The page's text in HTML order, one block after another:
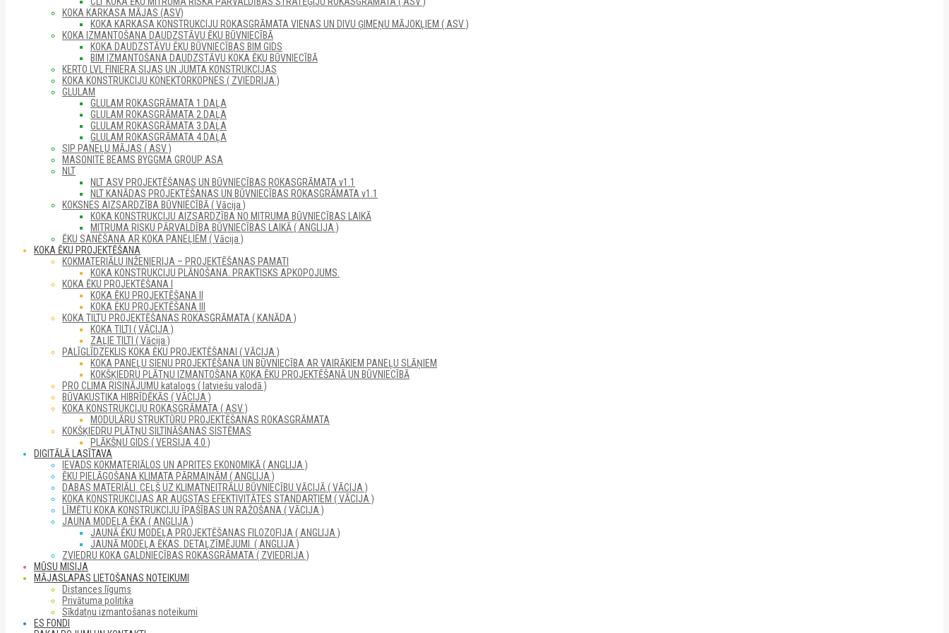
KOKA KARKASA MĀJAS (ASV)
KOKA KARKASA KONSTRUKCIJU ROKASGRĀMATA VIENAS UN DIVU ĢIMEŅU MĀJOKĻIEM ( ASV )
KOKA IZMANTOŠANA DAUDZSTĀVU ĒKU BŪVNIECĪBĀ
KOKA DAUDZSTĀVU ĒKU BŪVNIECĪBAS BIM GIDS
BIM IZMANTOŠANA DAUDZSTĀVU KOKA ĒKU BŪVNIECĪBĀ
KERTO LVL FINIERA SIJAS UN JUMTA KONSTRUKCIJAS
KOKA KONSTRUKCIJU KONEKTORKOPNES ( ZVIEDRIJA )
GLULAM
GLULAM ROKASGRĀMATA 1.DAĻA
GLULAM ROKASGRĀMATA 2.DAĻA
GLULAM ROKASGRĀMATA 3.DAĻA
GLULAM ROKASGRĀMATA 4.DAĻA
SIP PANEĻU MĀJAS ( ASV )
MASONITE BEAMS BYGGMA GROUP ASA
NLT
NLT ASV PROJEKTĒŠANAS UN BŪVNIECĪBAS ROKASGRĀMATA v1.1
NLT KANĀDAS PROJEKTĒŠANAS UN BŪVNIECĪBAS ROKASGRĀMATA v1.1
KOKSNES AIZSARDZĪBA BŪVNIECĪBĀ ( Vācija )
KOKA KONSTRUKCIJU AIZSARDZĪBA NO MITRUMA BŪVNIECĪBAS LAIKĀ
MITRUMA RISKU PĀRVALDĪBA BŪVNIECĪBAS LAIKĀ ( ANGLIJA )
ĒKU SANĒŠANA AR KOKA PANEĻIEM ( Vācija )
KOKA ĒKU PROJEKTĒŠANA
KOKMATERIĀLU INŽENIERIJA – PROJEKTĒŠANAS PAMATI
KOKA KONSTRUKCIJU PLĀNOŠANA. PRAKTISKS APKOPOJUMS.
KOKA ĒKU PROJEKTĒŠANA I
KOKA ĒKU PROJEKTĒŠANA II
KOKA ĒKU PROJEKTĒŠANA III
KOKA TILTU PROJEKTĒŠANAS ROKASGRĀMATA ( KANĀDA )
KOKA TILTI ( VĀCIJA )
ZAĻIE TILTI ( Vācija )
PALĪGLĪDZEKLIS KOKA ĒKU PROJEKTĒŠANAI ( VĀCIJA )
KOKA PANEĻU SIENU PROJEKTĒŠANA UN BŪVNIECĪBA AR VAIRĀKIEM PANEĻU SLĀŅIEM
KOKŠĶIEDRU PLĀTŅU IZMANTOŠANA KOKA ĒKU PROJEKTĒŠANĀ UN BŪVNIECĪBĀ
PRO CLIMA RISINĀJUMU katalogs ( latviešu valodā )
BŪVAKUSTIKA HIBRĪDĒKĀS ( VĀCIJA )
KOKA KONSTRUKCIJU ROKASGRĀMATA ( ASV )
MODULĀRU STRUKTŪRU PROJEKTĒŠANAS ROKASGRĀMATA
KOKŠĶIEDRU PLĀTŅU SILTINĀŠANAS SISTĒMAS
PLĀKŠŅU GIDS ( VERSIJA 4.0 )
DIGITĀLĀ LASĪTAVA
IEVADS KOKMATERIĀLOS UN APRITES EKONOMIKĀ ( ANGLIJA )
ĒKU PIELĀGOŠANA KLIMATA PĀRMAIŅĀM ( ANGLIJA )
DABAS MATERIĀLI. CEĻŠ UZ KLIMATNEITRĀLU BŪVNIECĪBU VĀCIJĀ ( VĀCIJA )
KOKA KONSTRUKCIJAS AR AUGSTAS EFEKTIVITĀTES STANDARTIEM ( VĀCIJA )
LĪMĒTU KOKA KONSTRUKCIJU ĪPAŠĪBAS UN RAŽOŠANA ( VĀCIJA )
JAUNA MODEĻA ĒKA ( ANGLIJA )
JAUNĀ ĒKU MODEĻA PROJEKTĒŠANAS FILOZOFIJA ( ANGLIJA )
JAUNĀ MODEĻA ĒKAS. DETAĻZĪMĒJUMI. ( ANGLIJA )
ZVIEDRU KOKA GALDNIECĪBAS ROKASGRĀMATA ( ZVIEDRIJA )
MŪSU MISIJA
MĀJASLAPAS LIETOŠANAS NOTEIKUMI
Distances līgums
Privātuma politika
Sīkdatņu izmantošanas noteikumi
ES FONDI